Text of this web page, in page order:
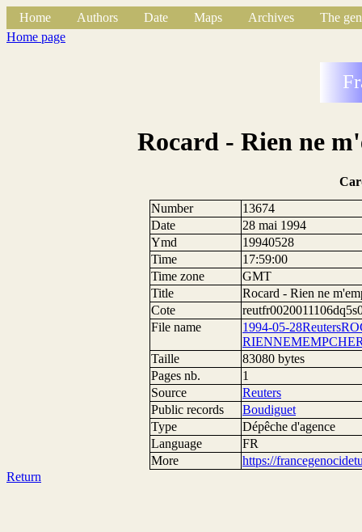
Home Authors Date Maps Archives
The
Home page
Rocard - Rien ne
Number
13674
Date
28 mai 1994
Ymd
19940528
Time
17:59:00
Time zone
GMT
Title
Rocard - Rien ne
Cote
File name
1994-05-
Taille
83080 bytes
Pages nb.
1
Source
Reuters
Public records
Boudiguet
Type
Dépêche d'agence
Language
FR
More
https://
Return